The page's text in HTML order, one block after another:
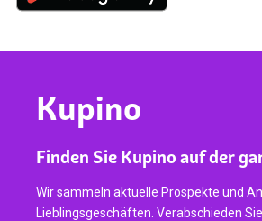
Kupino
Finden Sie Kupino auf der
Wir sammeln aktuelle Prospekte und
Lieblingsgeschäften. Verabschieden